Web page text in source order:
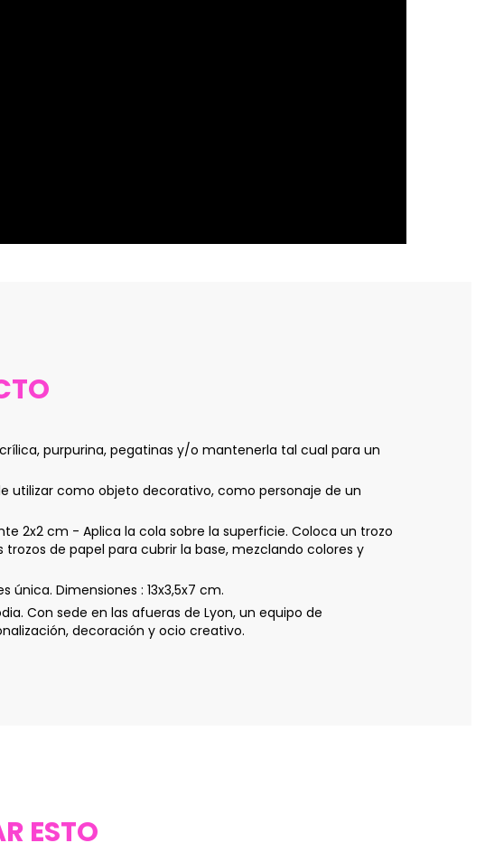
purpurina, pegatinas y/o mantenerla tal cual para un
utilizar como objeto decorativo, como personaje de un
2x2 cm - Aplica la cola sobre la superficie. Coloca un trozo
de papel para cubrir la base, mezclando colores y
única. Dimensiones : 13x3,5x7 cm.
Con sede en las afueras de Lyon, un equipo de
decoración y ocio creativo.
ESTO